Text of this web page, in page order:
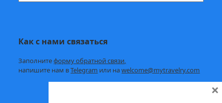
Как с нами связаться
Заполнитеформу обратной связи,
напишите нам вTelegram или наwelcome@mytravelry.com
×